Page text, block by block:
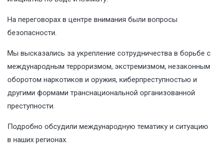
На переговорах в центре внимания были вопросы
безопасности.
Мы высказались за укрепление сотрудничества в борьбе с
международным терроризмом, экстремизмом, незаконным
оборотом наркотиков и оружия, киберпреступностью и
другими формами транснациональной организованной
преступности.
Подробно обсудили международную тематику и ситуацию
в наших регионах.